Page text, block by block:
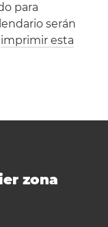
para
serán
imprimir esta
zona